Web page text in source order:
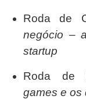
Roda de
negócio –
startup
Roda de
games e os